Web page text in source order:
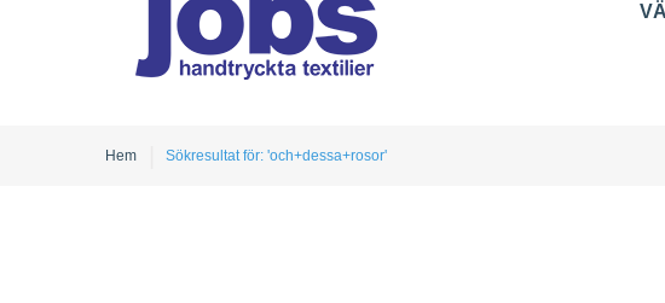
Hem Sökresultat för: 'och+dessa+rosor'